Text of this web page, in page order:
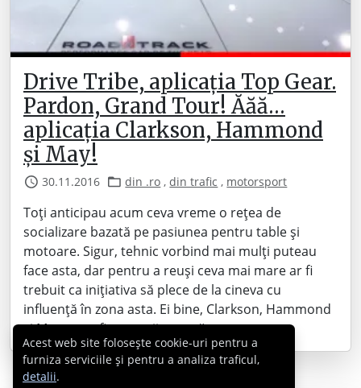
Drive Tribe, aplicația Top Gear.
Pardon, Grand Tour! Ăăă…
aplicația Clarkson, Hammond
şi May!
30.11.2016 din .ro ,din trafic , motorsport
Toți anticipau acum ceva vreme o rețea de
socializare bazată pe pasiunea pentru table și
motoare. Sigur, tehnic vorbind mai mulți puteau
face asta, dar pentru a reuși ceva mai mare ar fi
trebuit ca inițiativa să plece de la cineva cu
influență în zona asta. Ei bine, Clarkson, Hammond
şi May par a fi oamenii care să…
Acest web site folosește cookie-uri pentru a
furniza serviciile și pentru a analiza traficul,
detalii.